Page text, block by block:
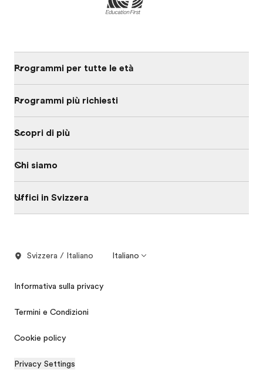
Programmi per tutte le età
Programmi più richiesti
Scopri di più
Chi siamo
Uffici in Svizzera
Svizzera / Italiano Italiano
Informativa sulla privacy
Termini e Condizioni
Cookie policy
Privacy Settings